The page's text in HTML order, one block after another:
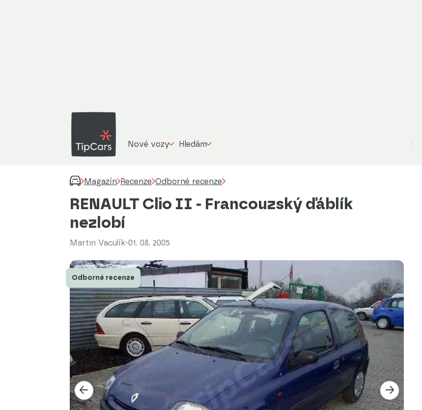
Nové vozy Hledám
Magazín Recenze Odborné recenze
RENAULT Clio II - Francouzský ďáblík
nezlobí
Martin Vaculík-01. 08. 2005
Odborné recenze